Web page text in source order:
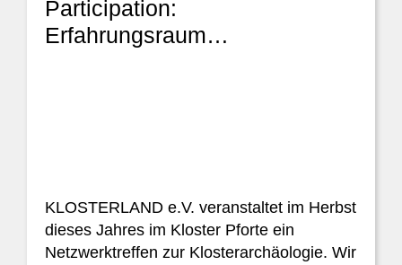
Participation:
Erfahrungsraum…
KLOSTERLAND e.V. veranstaltet im Herbst
dieses Jahres im Kloster Pforte ein
Netzwerktreffen zur Klosterarchäologie. Wir